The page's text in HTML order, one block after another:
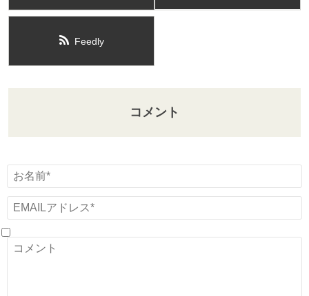
Feedly
コメント